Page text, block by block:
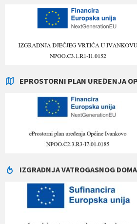
EPROSTORNI PLAN UREĐENJA
IZGRADNJA VATROGASNOG